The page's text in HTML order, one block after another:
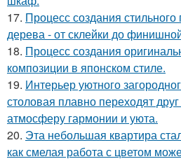
17. Процесс создания
дерева - от склейки до
18. Процесс создания
композиции в японском стиле.
19. Интерьер уютного
столовая плавно переходят
атмосферу гармонии и уюта.
20. Эта небольшая квартира
как смелая работа с цветом